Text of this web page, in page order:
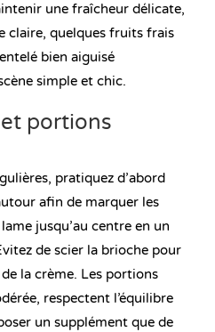
une fraîcheur délicate,
claire, quelques fruits frais
bien aiguisé
simple et chic.
portions
pratiquez d’abord
afin de marquer les
jusqu’au centre en un
de scier la brioche pour
la crème. Les portions
respectent l’équilibre
un supplément que de